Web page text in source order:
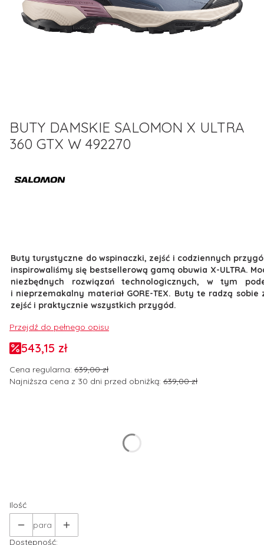
BUTY DAMSKIE SALOMON X ULTRA
360 GTX W 492270
Buty turystyczne do wspinaczki, zejść i codziennych
inspirowaliśmy się bestsellerową gamą obuwia X-ULTRA.
niezbędnych rozwiązań technologicznych, w tym
i nieprzemakalny materiał GORE-TEX. Buty te radzą
zejść i praktycznie wszystkich przygód.
Przejdź do pełnego opisu
543,15 zł
Cena regularna: 639,00 zł
Najniższa cena z 30 dni przed obniżką: 639,00 zł
Ilość
para
Dostępność: